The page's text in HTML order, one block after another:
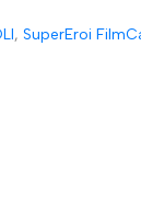
, SuperEroi